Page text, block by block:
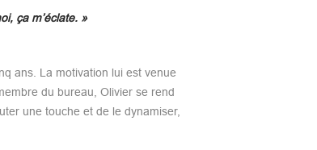
ça m’éclate. »
ans. La motivation lui est venue
du bureau, Olivier se rend
une touche et de le dynamiser,